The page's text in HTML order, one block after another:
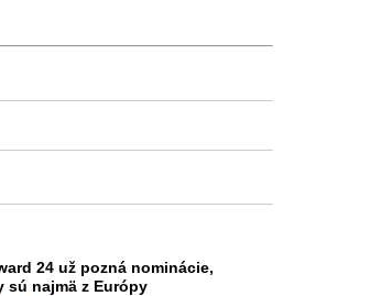
24 už pozná nominácie,
sú najmä z Európy